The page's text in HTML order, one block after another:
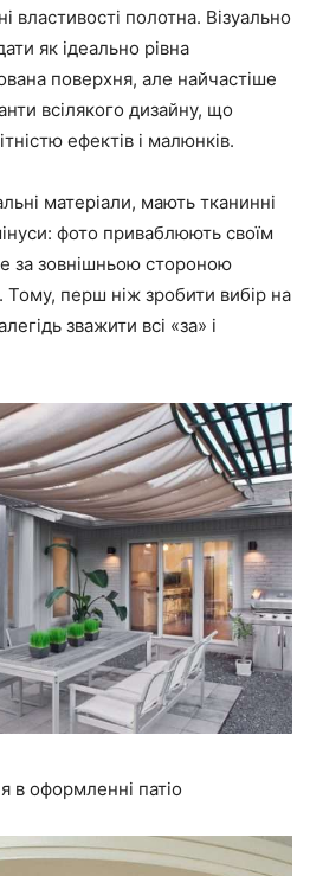
властивості полотна. Візуально
як ідеально рівна
поверхня, але найчастіше
всілякого дизайну, що
ефектів і малюнків.
матеріали, мають тканинні
фото приваблюють своїм
за зовнішньою стороною
Тому, перш ніж зробити вибір на
зважити всі «за» і
в оформленні патіо